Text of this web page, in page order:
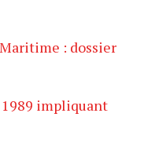
: dossier
1989 impliquant